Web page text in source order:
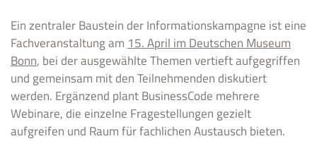
Ein zentraler Baustein der Informationskampagne ist eine
Fachveranstaltung am 15. April im Deutschen Museum
Bonn, bei der ausgewählte Themen vertieft aufgegriffen
und gemeinsam mit den Teilnehmenden diskutiert
werden. Ergänzend plant BusinessCode mehrere
Webinare, die einzelne Fragestellungen gezielt
aufgreifen und Raum für fachlichen Austausch bieten.